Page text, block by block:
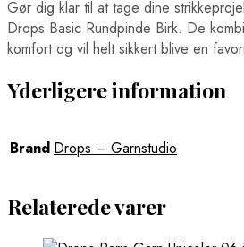
Gør dig klar til at tage dine
Drops Basic Rundpinde Birk. De
komfort og vil helt sikkert blive en
Yderligere information
Brand Drops – Garnstudio
Relaterede varer